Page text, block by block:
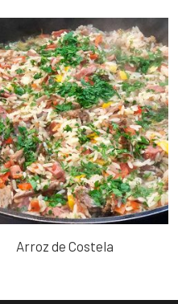
Arroz de Costela